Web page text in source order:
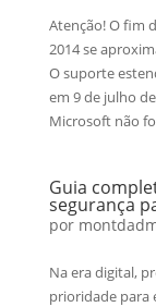
Atenção! O fim
2014 se
O suporte
em 9 de julho
Microsoft não
Guia
segurança
por
Na era digital,
prioridade para